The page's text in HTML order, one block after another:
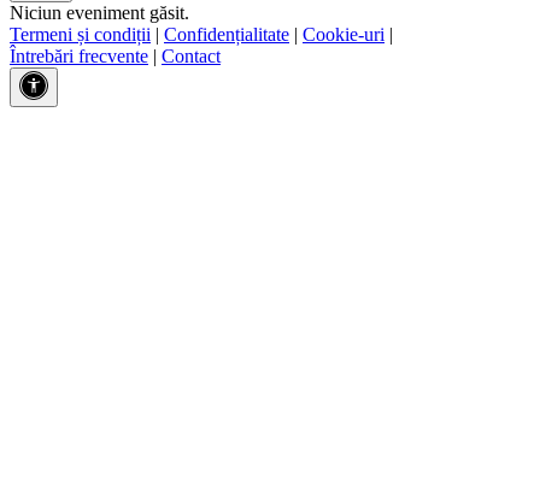
Niciun eveniment găsit.
Termeni și condiții | Confidențialitate | Cookie-uri |
Întrebări frecvente | Contact